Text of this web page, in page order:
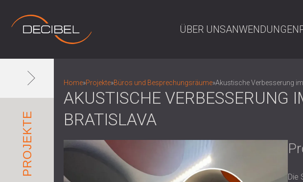
ÜBER UNSANWENDUNGEN
PROJEKTE
Home»Projekte»Büros und Besprechungsräume»Akustische Verbesserung
AKUSTISCHE VERBESSERUNG
BRATISLAVA
Die